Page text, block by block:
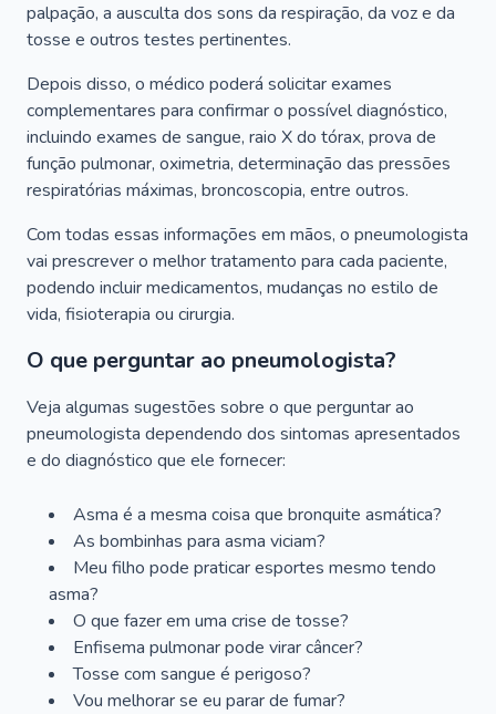
palpação, a ausculta dos sons da respiração, da voz e da
tosse e outros testes pertinentes.
Depois disso, o médico poderá solicitar exames
complementares para confirmar o possível diagnóstico,
incluindo exames de sangue, raio X do tórax, prova de
função pulmonar, oximetria, determinação das pressões
respiratórias máximas, broncoscopia, entre outros.
Com todas essas informações em mãos, o pneumologista
vai prescrever o melhor tratamento para cada paciente,
podendo incluir medicamentos, mudanças no estilo de
vida, fisioterapia ou cirurgia.
O que perguntar ao pneumologista?
Veja algumas sugestões sobre o que perguntar ao
pneumologista dependendo dos sintomas apresentados
e do diagnóstico que ele fornecer:
Asma é a mesma coisa que bronquite asmática?
As bombinhas para asma viciam?
Meu filho pode praticar esportes mesmo tendo
asma?
O que fazer em uma crise de tosse?
Enfisema pulmonar pode virar câncer?
Tosse com sangue é perigoso?
Vou melhorar se eu parar de fumar?